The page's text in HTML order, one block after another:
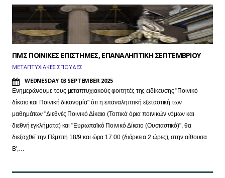
ΠΜΣ ΠΟΙΝΙΚΕΣ ΕΠΙΣΤΗΜΕΣ, ΕΠΑΝΑΛΗΠΤΙΚΗ ΣΕΠΤΕΜΒΡΙΟΥ
ΜΕΤΑΠΤΥΧΙΑΚΕΣ ΣΠΟΥΔΕΣ
WEDNESDAY 03 SEPTEMBER 2025
Ενημερώνουμε τους μεταπτυχιακούς φοιτητές της ειδίκευσης "Ποινικό
δίκαιο και Ποινική δικονομία" ότι η επαναληπτική εξεταστική των
μαθημάτων "Διεθνές Ποινικό Δίκαιο (Τοπικά όρια ποινικών νόμων και
διεθνή εγκλήματα) και "Ευρωπαϊκό Ποινικό Δίκαιο (Ουσιαστικό)", θα
διεξαχθεί την Πέμπτη 18/9 και ώρα 17:00 (διάρκεια 2 ώρες), στην αίθουσα
Β',…